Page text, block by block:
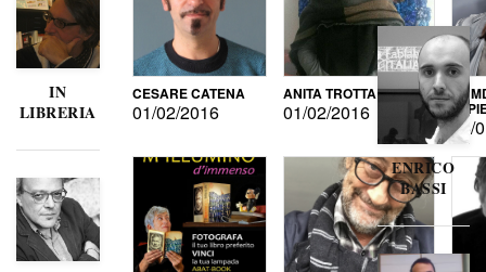
IN
LIBRERIA
CESARE CATENA
01/02/2016
ANITA TROTTA
01/02/2016 DI
15/
ENRICO
BASSI